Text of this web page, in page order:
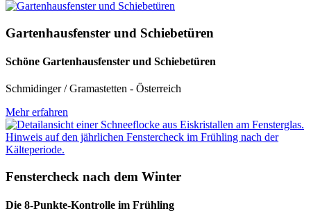
Gartenhausfenster und Schiebetüren
Schöne Gartenhausfenster und Schiebetüren
Schmidinger / Gramastetten - Österreich
Mehr erfahren
Fenstercheck nach dem Winter
Die 8-Punkte-Kontrolle im Frühling